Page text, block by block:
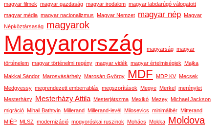
magyar filmek magyar gazdaság magyar irodalom magyar labdarúgó válogatott
magyar média magyar nacionalizmus Magyar Nemzet magyar nép Magyar
Népköztársaság magyarok
Magyarország magyarság magyar
történelem magyar történelmi regény magyar vidék magyar értelmiségiek Majka
Makkai Sándor Marosvásárhely Marosán György MDF MDP KV Mecsek
Medgyessy megrendezett emberrablás megszorítások Megye Merkel
merénylet
Mesterházy
Mesterházy Attila Mesterjátszma Mexikó Mezey Michael Jackson
migráció Mihail Bathtyin Millerand Millerand-levél Milosevics minimálbér Mitterand
MIÉP MLSZ modernizáció mogyoróskai ruszinok Mohács Mokka Moldova